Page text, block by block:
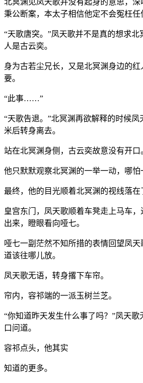
秉公断案，本太子相信他定不会冤枉任
“天歌唐突。”凤天歌并不是真的想求
人是古云奕。
身为古若尘兄长，又是北冥渊身边的
要。
“此事……”
“天歌告退。”北冥渊再欲解释的时候
米后转身离去。
站在北冥渊身侧，古云奕故意没有开口
他只默默观察北冥渊的一举一动，哪怕
最终，他的目光顺着北冥渊的视线落
皇宫东门，凤天歌顺着车凳走上马车
出来，瞪眼看向哑七。
哑七一副茫然不知所措的表情回望凤
道该往哪儿放。
凤天歌无语，转身撂下车帘。
帘内，容祁端的一派玉树兰芝。
“你知道昨天发生什么事了吗？”凤天
口问道。
容祁点头，他其实
知道的更多。